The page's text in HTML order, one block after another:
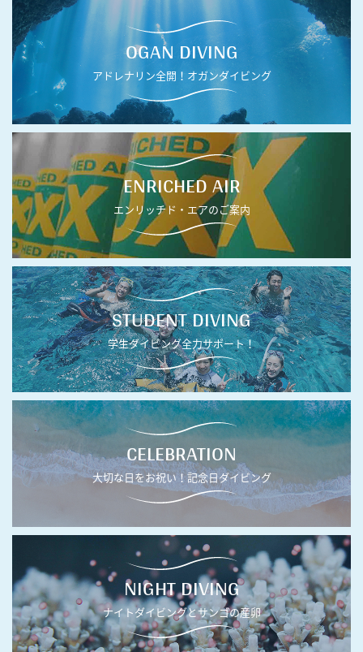
OGAN DIVING
アドレナリン全開！オガンダイビング
ENRICHED AIR
エンリッチド・エアのご案内
STUDENT DIVING
学生ダイビング全力サポート！
CELEBRATION
大切な日をお祝い！記念日ダイビング
NIGHT DIVING
ナイトダイビングとサンゴの産卵